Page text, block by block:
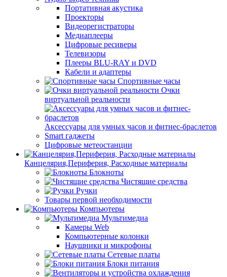
Портативная акустика
Проекторы
Видеорегистраторы
Медиаплееры
Цифровые ресиверы
Телевизоры
Плееры BLU-RAY и DVD
Кабели и адаптеры
Спортивные часы
Очки
виртуальной реальности
Аксессуары для умных часов и фитнес-браслетов
Smart гаджеты
Цифровые метеостанции
Канцелярия,Периферия, Расходные материалы
Блокноты
Чистящие средства
Ручки
Товары первой необходимости
Компьютеры
Мультимедиа
Камеры Web
Компьютерные колонки
Наушники и микрофоны
Сетевые платы
Блоки питания